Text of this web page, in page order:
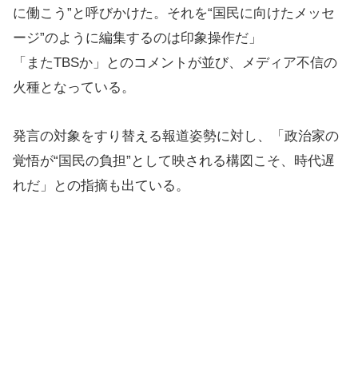
に働こう”と呼びかけた。それを“国民に向けたメッセ
ージ”のように編集するのは印象操作だ」
「またTBSか」とのコメントが並び、メディア不信の
火種となっている。
発言の対象をすり替える報道姿勢に対し、「政治家の
覚悟が“国民の負担”として映される構図こそ、時代遅
れだ」との指摘も出ている。